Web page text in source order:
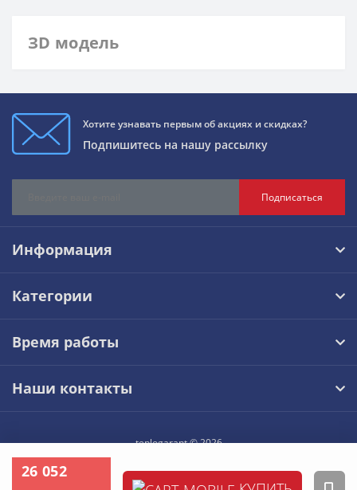
26 052
ЗD модель
Хотите узнавать первым об акциях и скидках?
Подпишитесь на нашу рассылку
Подписаться
Информация
Категории
Время работы
Наши контакты
teplogarant © 2026